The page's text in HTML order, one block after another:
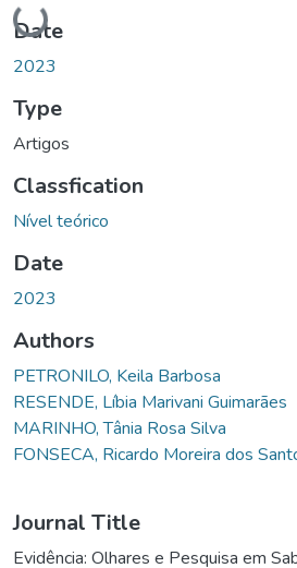
Loading...
Date
2023
Type
Artigos
Classfication
Nível teórico
Date
2023
Authors
PETRONILO, Keila Barbosa
RESENDE, Líbia Marivani Guimarães
MARINHO, Tânia Rosa Silva
FONSECA, Ricardo Moreira dos
Journal Title
Evidência: Olhares e Pesquisa em